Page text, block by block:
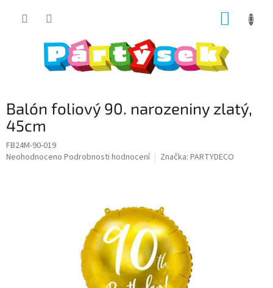
Balón foliový 90. narozeniny zlatý,
45cm
FB24M-90-019
Průměrné
Neohodnoceno Podrobnosti hodnocení Značka: PARTYDECO